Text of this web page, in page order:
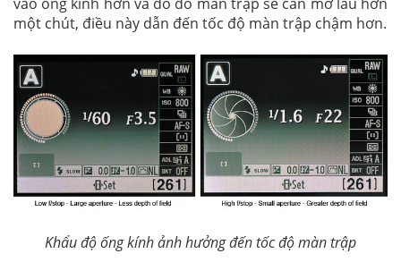
một chút, điều này dẫn đến tốc độ màn trập chậm hơn.
Khẩu độ ống kính ảnh hưởng đến tốc độ màn trập